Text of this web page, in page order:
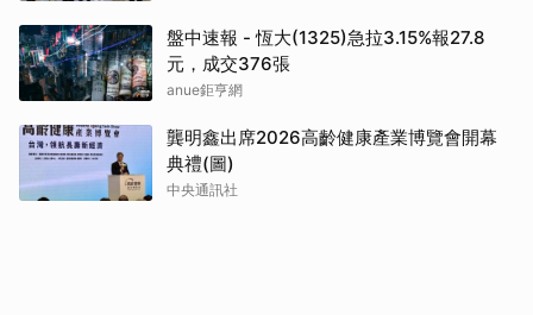
盤中速報 - 恆大(1325)急拉3.15%報27.8
元，成交376張
anue鉅亨網
龔明鑫出席2026高齡健康產業博覽會開幕
典禮(圖)
中央通訊社